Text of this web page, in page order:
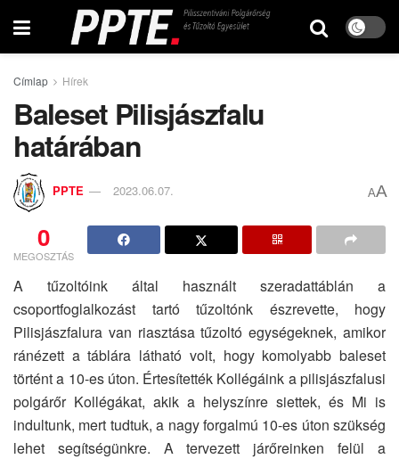
Címlap Hírek
Baleset Pilisjászfalu
határában
PPTE 2023.06.07. AA
0
MEGOSZTÁS
A tűzoltóink által használt szeradattáblán a
csoportfoglalkozást tartó tűzoltónk észrevette, hogy
Pilisjászfalura van riasztása tűzoltó egységeknek, amikor
ránézett a táblára látható volt, hogy komolyabb baleset
történt a 10-es úton. Értesítették Kollégáink a pilisjászfalusi
polgárőr Kollégákat, akik a helyszínre siettek, és Mi is
indultunk, mert tudtuk, a nagy forgalmú 10-es úton szükség
lehet segítségünkre. A tervezett járőreinken felül a